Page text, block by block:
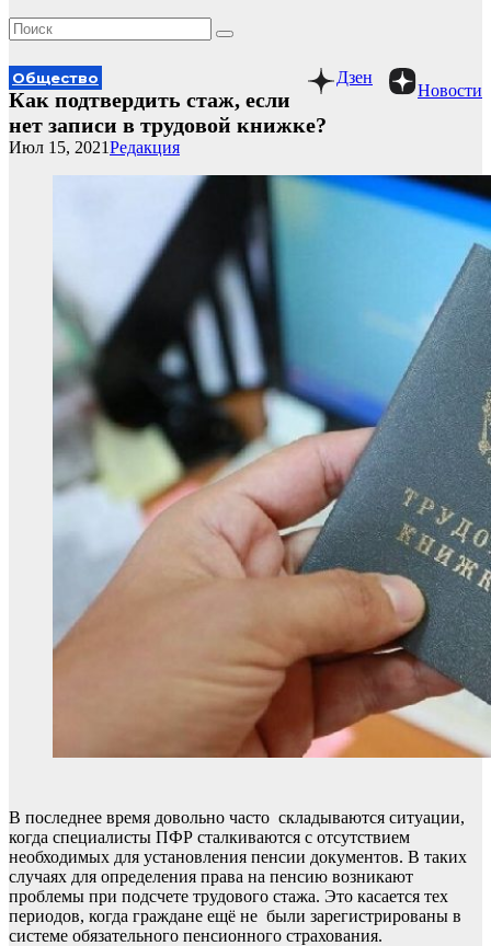
Новости
Дзен
Общество
Как подтвердить стаж, если
нет записи в трудовой книжке?
Редакция
Июл 15, 2021
В последнее время довольно часто складываются ситуации,
когда специалисты ПФР сталкиваются с отсутствием
необходимых для установления пенсии документов. В таких
случаях для определения права на пенсию возникают
проблемы при подсчете трудового стажа. Это касается тех
периодов, когда граждане ещё не были зарегистрированы в
системе обязательного пенсионного страхования.